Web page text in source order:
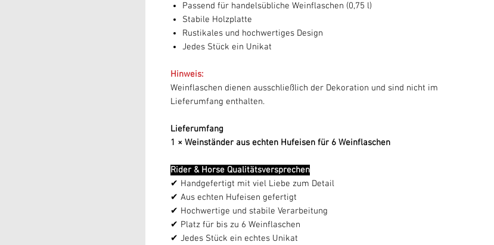
Passend für handelsübliche Weinflaschen (0,75 l)
Stabile Holzplatte
Rustikales und hochwertiges Design
Jedes Stück ein Unikat
Hinweis:
Weinflaschen dienen ausschließlich der Dekoration und sind nicht im
Lieferumfang enthalten.
Lieferumfang
1 × Weinständer aus echten Hufeisen für 6 Weinflaschen
Rider & Horse Qualitätsversprechen
✔ Handgefertigt mit viel Liebe zum Detail
✔ Aus echten Hufeisen gefertigt
✔ Hochwertige und stabile Verarbeitung
✔ Platz für bis zu 6 Weinflaschen
✔ Jedes Stück ein echtes Unikat